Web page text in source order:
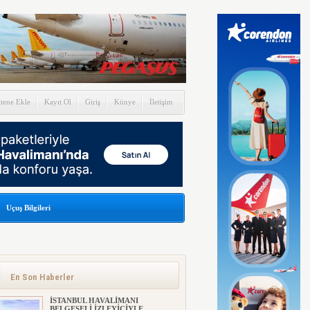
Ekle Kayıt Ol Giriş Künye İletişim
Uçuş Bilgileri
En Son Haberler
İSTANBUL HAVALİMANI